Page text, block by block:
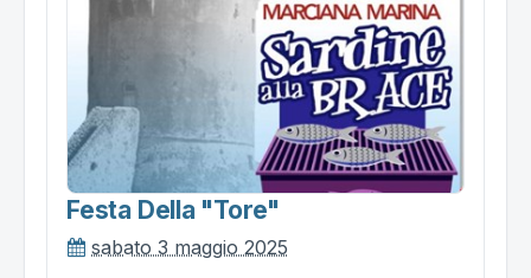
Festa Della "tore"
sabato 3 maggio 2025